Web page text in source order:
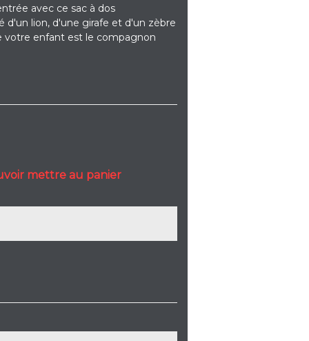
avec ce sac à dos
d'un lion, d'une girafe et d'un zèbre
votre enfant est le compagnon
mettre au panier